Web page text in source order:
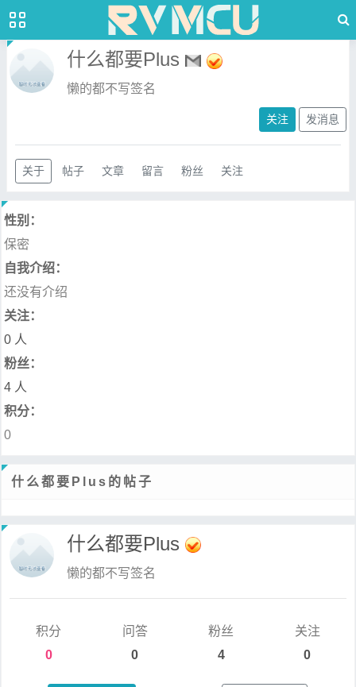
什么都要Plus
懒的都不写签名
关注 发消息
关于 帖子 文章 留言 粉丝 关注
性别：
保密
自我介绍：
还没有介绍
关注：
0 人
粉丝：
4 人
积分：
0
什么都要Plus的帖子
什么都要Plus
懒的都不写签名
积分
0
问答
0
粉丝
4
关注
0